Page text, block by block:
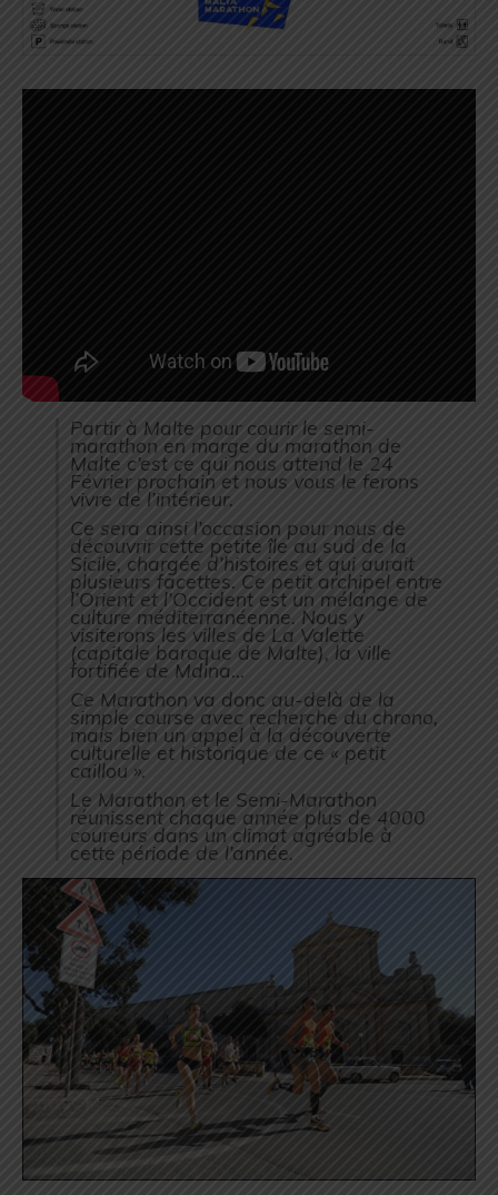
Partir à Malte pour courir le semi-
marathon en marge du marathon de
Malte c’est ce qui nous attend le 24
Février prochain et nous vous le ferons
vivre de l’intérieur.
Ce sera ainsi l’occasion pour nous de
découvrir cette petite île au sud de la
Sicile, chargée d’histoires et qui aurait
plusieurs facettes. Ce petit archipel entre
l’Orient et l’Occident est un mélange de
culture méditerranéenne. Nous y
visiterons les villes de La Valette
(capitale baroque de Malte), la ville
fortifiée de Mdina…
Ce Marathon va donc au-delà de la
simple course avec recherche du chrono,
mais bien un appel à la découverte
culturelle et historique de ce « petit
caillou ».
Le Marathon et le Semi-Marathon
réunissent chaque année plus de 4000
coureurs dans un climat agréable à
cette période de l’année.